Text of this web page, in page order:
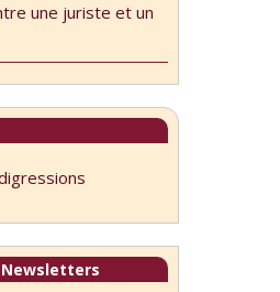
une juriste et un